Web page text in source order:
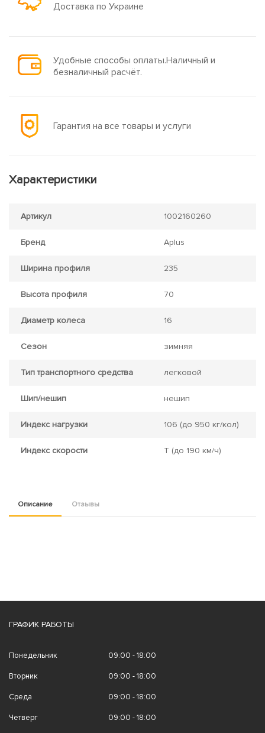
Доставка по Украине
Удобные способы оплаты.Наличный и
безналичный расчёт.
Гарантия на все товары и услуги
Характеристики
Артикул 1002160260
Бренд Aplus
Ширина профиля 235
Высота профиля 70
Диаметр колеса 16
Сезон зимняя
Тип транспортного средства легковой
Шип/нешип нешип
Индекс нагрузки 106 (до 950 кг/кол)
Индекс скорости T (до 190 км/ч)
Описание Отзывы
ГРАФИК РАБОТЫ
Понедельник 09:00 - 18:00
Вторник 09:00 - 18:00
Среда 09:00 - 18:00
Четверг 09:00 - 18:00